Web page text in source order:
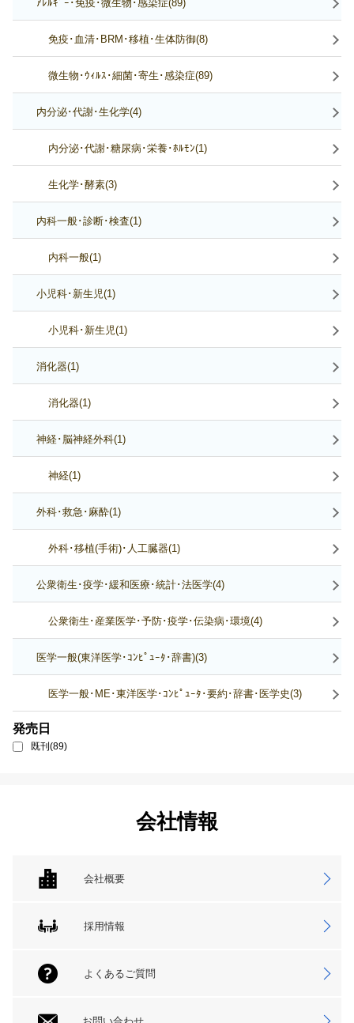
ｱﾚﾙｷﾞｰ･免疫･微生物･感染症(89)
免疫･血清･BRM･移植･生体防御(8)
微生物･ｳｨﾙｽ･細菌･寄生･感染症(89)
内分泌･代謝･生化学(4)
内分泌･代謝･糖尿病･栄養･ﾎﾙﾓﾝ(1)
生化学･酵素(3)
内科一般･診断･検査(1)
内科一般(1)
小児科･新生児(1)
小児科･新生児(1)
消化器(1)
消化器(1)
神経･脳神経外科(1)
神経(1)
外科･救急･麻酔(1)
外科･移植(手術)･人工臓器(1)
公衆衛生･疫学･緩和医療･統計･法医学(4)
公衆衛生･産業医学･予防･疫学･伝染病･環境(4)
医学一般(東洋医学･ｺﾝﾋﾟｭｰﾀ･辞書)(3)
医学一般･ME･東洋医学･ｺﾝﾋﾟｭｰﾀ･要約･辞書･医学史(3)
発売日
既刊(89)
会社情報
会社概要
採用情報
よくあるご質問
お問い合わせ